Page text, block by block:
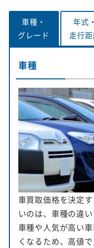
車種・
グレード
年式・
走行
車種
車買取価格を決定
いのは、車種の違
車種や人気が高い
くなるため、高値